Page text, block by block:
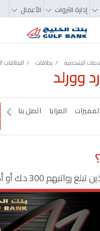
إدارة الثروات الأعمال
الشخصية بطاقات البطاقات
وورلد
المميزات المزايا اتصل بنا
رواتبهم 300 د.ك أو أكثر